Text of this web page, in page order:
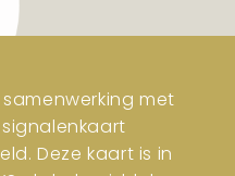
met
Deze kaart is in